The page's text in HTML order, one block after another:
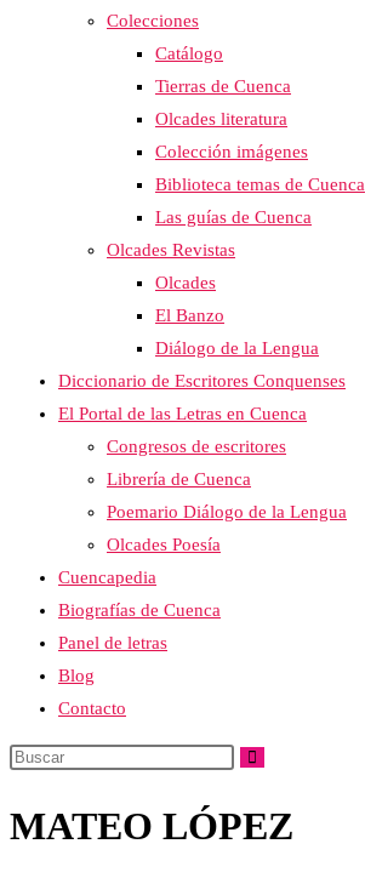
Colecciones
Catálogo
Tierras de Cuenca
Olcades literatura
Colección imágenes
Biblioteca temas de Cuenca
Las guías de Cuenca
Olcades Revistas
Olcades
El Banzo
Diálogo de la Lengua
Diccionario de Escritores Conquenses
El Portal de las Letras en Cuenca
Congresos de escritores
Librería de Cuenca
Poemario Diálogo de la Lengua
Olcades Poesía
Cuencapedia
Biografías de Cuenca
Panel de letras
Blog
Contacto
MATEO LÓPEZ